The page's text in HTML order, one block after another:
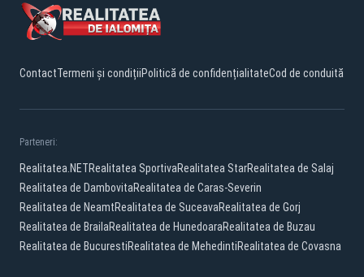
ContactTermeni și condițiiPolitică de confidențialitateCod de conduită
Parteneri:
Realitatea.NETRealitatea SportivaRealitatea StarRealitatea de Salaj
Realitatea de DambovitaRealitatea de Caras-Severin
Realitatea de NeamtRealitatea de SuceavaRealitatea de Gorj
Realitatea de BrailaRealitatea de HunedoaraRealitatea de Buzau
Realitatea de BucurestiRealitatea de MehedintiRealitatea de Covasna